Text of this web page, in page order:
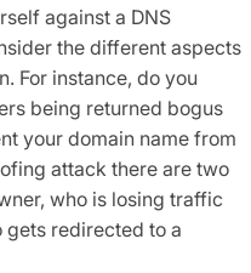
against a DNS
the different aspects
For instance, do you
being returned bogus
your domain name from
attack there are two
who is losing traffic
gets redirected to a